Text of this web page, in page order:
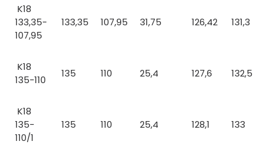
K18
133,35-
107,95
133,35 107,95 31,75 126,42 131,3
K18
135-110
135 110 25,4 127,6 132,5
K18
135-
110/1
135 110 25,4 128,1 133